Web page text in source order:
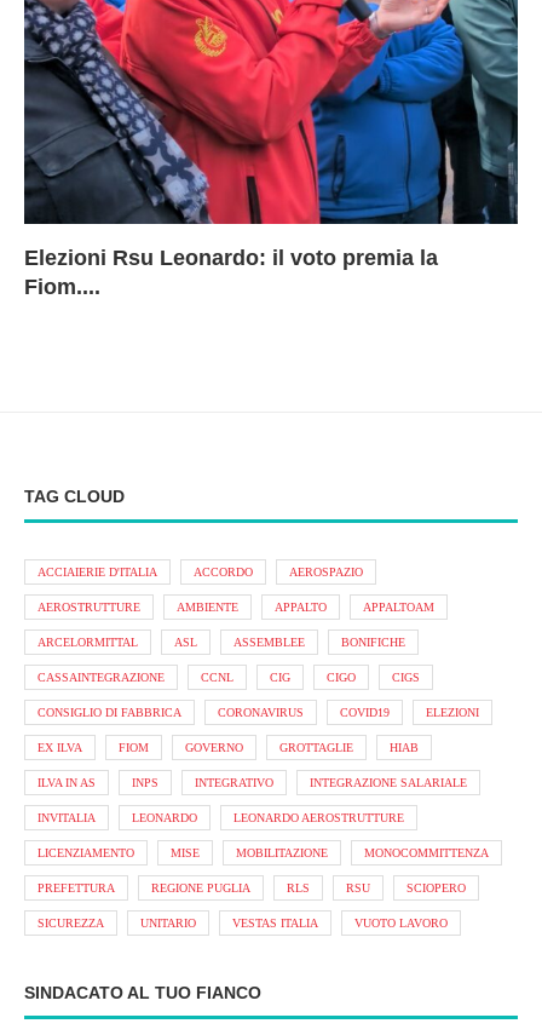
Elezioni Rsu Leonardo: il voto premia la
Fiom....
TAG CLOUD
ACCIAIERIE D'ITALIA ACCORDO AEROSPAZIO
AEROSTRUTTURE AMBIENTE APPALTO APPALTOAM
ARCELORMITTAL ASL ASSEMBLEE BONIFICHE
CASSAINTEGRAZIONE CCNL CIG CIGO CIGS
CONSIGLIO DI FABBRICA CORONAVIRUS COVID19 ELEZIONI
EX ILVA FIOM GOVERNO GROTTAGLIE HIAB
ILVA IN AS INPS INTEGRATIVO INTEGRAZIONE SALARIALE
INVITALIA LEONARDO LEONARDO AEROSTRUTTURE
LICENZIAMENTO MISE MOBILITAZIONE MONOCOMMITTENZA
PREFETTURA REGIONE PUGLIA RLS RSU SCIOPERO
SICUREZZA UNITARIO VESTAS ITALIA VUOTO LAVORO
SINDACATO AL TUO FIANCO